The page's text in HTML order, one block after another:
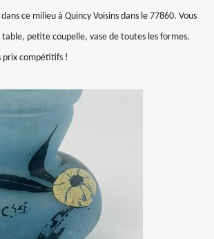
ce milieu à Quincy Voisins dans le 77860. Vous
table, petite coupelle, vase de toutes les formes.
prix compétitifs !